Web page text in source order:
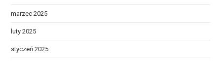
marzec 2025
luty 2025
styczeń 2025